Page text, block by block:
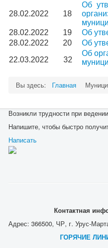
28.02.2022 18
Об
28.02.2022
19
Об
28.02.2022
20
Об
22.03.2022
32
Об
Вы здесь: Главная
Возникли трудности при
Напишите, чтобы быстро
Написать
Контактная
Адрес: 366500, ЧР, г. Урус-
ГОРЯЧИЕ